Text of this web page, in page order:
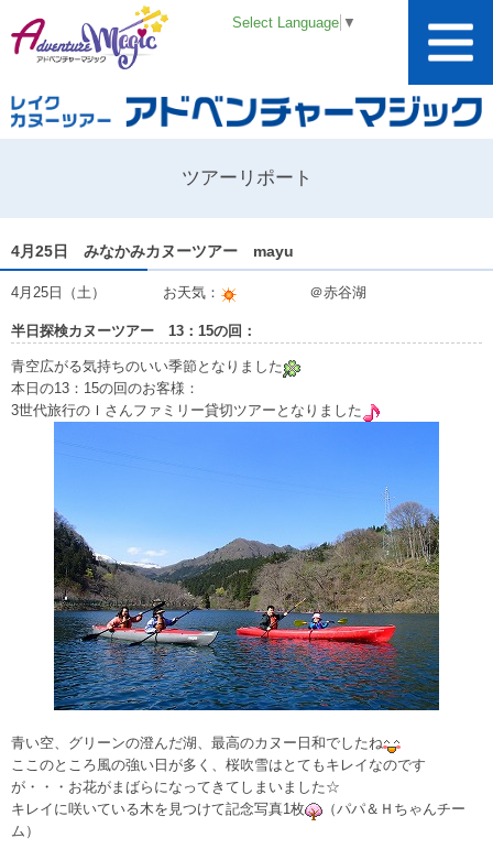
Select Language ▼
ツアーリポート
4月25日 みなかみカヌーツアー mayu
4月25日（土） お天気： ＠赤谷湖
半日探検カヌーツアー 13：15の回：
青空広がる気持ちのいい季節となりました
本日の13：15の回のお客様：
3世代旅行のＩさんファミリー貸切ツアーとなりました
青い空、グリーンの澄んだ湖、最高のカヌー日和でしたね
ここのところ風の強い日が多く、桜吹雪はとてもキレイなのです
が・・・お花がまばらになってきてしまいました☆
キレイに咲いている木を見つけて記念写真1枚
（パパ＆Ｈちゃんチー
ム）